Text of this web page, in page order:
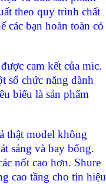
theo quy trình chất
các bạn hoàn toàn có
cam kết của mic.
số chức năng dành
biểu là sản phẩm
thật model không
sáng và bay bổng.
nốt cao hơn. Shure
cao tầng cho tín hiệu